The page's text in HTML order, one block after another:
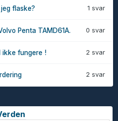
1 svar
flaske?
0 svar
Penta TAMD61A.
2 svar
ikke fungere !
2 svar